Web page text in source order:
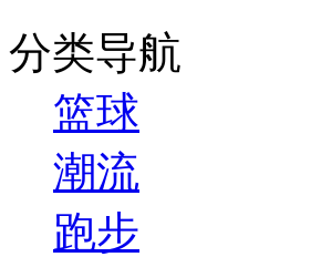
分类导航
篮球
潮流
跑步